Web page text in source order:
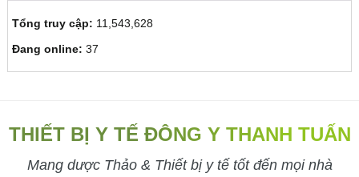
Tổng truy cập: 11,543,628
Đang online: 37
THIẾT BỊ Y TẾ ĐÔNG Y THANH TUẤN
Mang dược Thảo & Thiết bị y tế tốt đến mọi nhà